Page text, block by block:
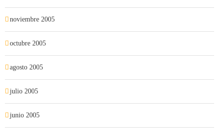
noviembre 2005
octubre 2005
agosto 2005
julio 2005
junio 2005